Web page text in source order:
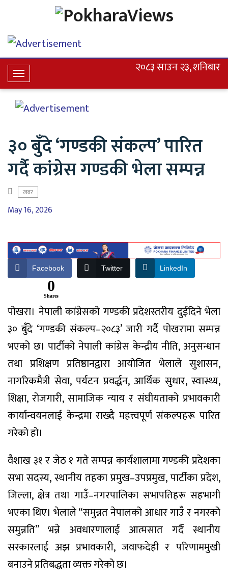
Toggle
Navigation
२०८३ साउन २३, शनिबार
३० बुँदे ‘गण्डकी संकल्प’ पारित
गर्दै कांग्रेस गण्डकी भेला सम्पन्न
खबर
May 16, 2026
Facebook Twitter LinkedIn
0
Shares
पोखरा। नेपाली कांग्रेसको गण्डकी प्रदेशस्तरीय दुईदिने भेला
३० बुँदे ‘गण्डकी संकल्प–२०८३’ जारी गर्दै पोखरामा सम्पन्न
भएको छ। पार्टीको नेपाली कांग्रेस केन्द्रीय नीति, अनुसन्धान
तथा प्रशिक्षण प्रतिष्ठानद्वारा आयोजित भेलाले सुशासन,
नागरिकमैत्री सेवा, पर्यटन प्रवर्द्धन, आर्थिक सुधार, स्वास्थ्य,
शिक्षा, रोजगारी, सामाजिक न्याय र संघीयताको प्रभावकारी
कार्यान्वयनलाई केन्द्रमा राख्दै महत्त्वपूर्ण संकल्पहरू पारित
गरेको हो।
वैशाख ३१ र जेठ १ गते सम्पन्न कार्यशालामा गण्डकी प्रदेशका
सभा सदस्य, स्थानीय तहका प्रमुख–उपप्रमुख, पार्टीका प्रदेश,
जिल्ला, क्षेत्र तथा गाउँ–नगरपालिका सभापतिहरू सहभागी
भएका थिए। भेलाले “समुन्नत नेपालको आधार गाउँ र नगरको
समुन्नति” भन्ने अवधारणालाई आत्मसात गर्दै स्थानीय
सरकारलाई अझ प्रभावकारी, जवाफदेही र परिणाममुखी
बनाउने प्रतिबद्धता व्यक्त गरेको छ।